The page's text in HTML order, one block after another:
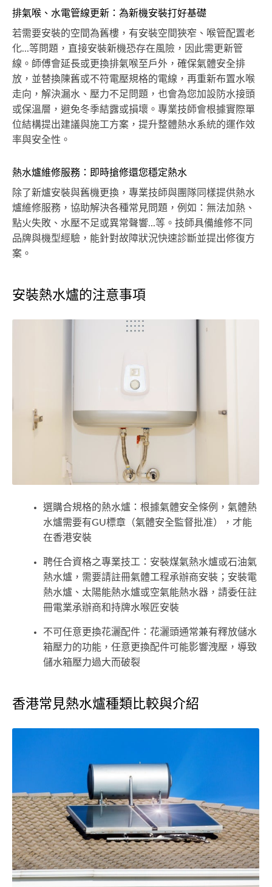
排氣喉、水電管線更新：為新機安裝打好基礎
若需要安裝的空間為舊樓，有安裝空間狹窄、喉管配置老
化...等問題，直接安裝新機恐存在風險，因此需更新管
線。師傅會延長或更換排氣喉至戶外，確保氣體安全排
放，並替換陳舊或不符電壓規格的電線，再重新布置水喉
走向，解決漏水、壓力不足問題，也會為您加設防水接頭
或保溫層，避免冬季結露或損壞。專業技師會根據實際單
位結構提出建議與施工方案，提升整體熱水系統的運作效
率與安全性。
熱水爐維修服務：即時搶修還您穩定熱水
除了新爐安裝與舊機更換，專業技師與團隊同樣提供熱水
爐維修服務，協助解決各種常見問題，例如：無法加熱、
點火失敗、水壓不足或異常聲響...等。技師具備維修不同
品牌與機型經驗，能針對故障狀況快速診斷並提出修復方
案。
安裝熱水爐的注意事項
選購合規格的熱水爐：根據氣體安全條例，氣體熱
水爐需要有GU標章（氣體安全監督批准），才能
在香港安裝
聘任合資格之專業技工：安裝煤氣熱水爐或石油氣
熱水爐，需要請註冊氣體工程承辦商安裝；安裝電
熱水爐、太陽能熱水爐或空氣能熱水器，請委任註
冊電業承辦商和持牌水喉匠安裝
不可任意更換花灑配件：花灑頭通常兼有釋放儲水
箱壓力的功能，任意更換配件可能影響洩壓，導致
儲水箱壓力過大而破裂
香港常見熱水爐種類比較與介紹